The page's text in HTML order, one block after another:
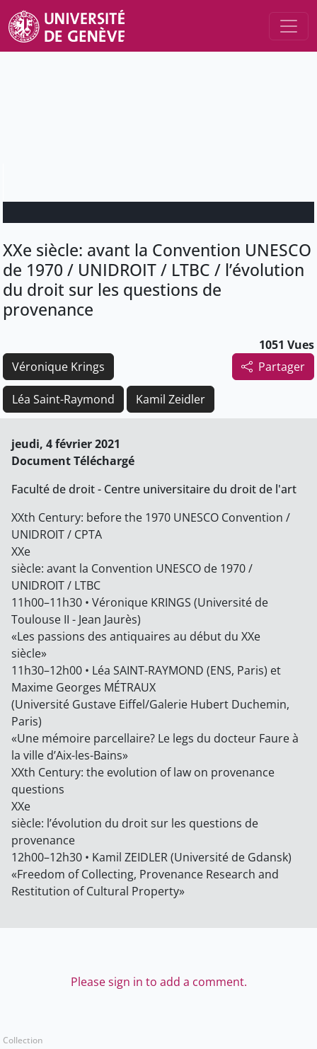
XXe siècle: avant la Convention UNESCO
de 1970 / UNIDROIT / LTBC / l’évolution
du droit sur les questions de
provenance
1051 Vues
Partager
Véronique Krings
Léa Saint-Raymond Kamil Zeidler
jeudi, 4 février 2021
Document Téléchargé
Faculté de droit - Centre universitaire du droit de l'art
XXth Century: before the 1970 UNESCO Convention /
UNIDROIT / CPTA
XXe
siècle: avant la Convention UNESCO de 1970 /
UNIDROIT / LTBC
11h00–11h30 • Véronique KRINGS (Université de
Toulouse II - Jean Jaurès)
«Les passions des antiquaires au début du XXe
siècle»
11h30–12h00 • Léa SAINT-RAYMOND (ENS, Paris) et
Maxime Georges MÉTRAUX
(Université Gustave Eiffel/Galerie Hubert Duchemin,
Paris)
«Une mémoire parcellaire? Le legs du docteur Faure à
la ville d’Aix-les-Bains»
XXth Century: the evolution of law on provenance
questions
XXe
siècle: l’évolution du droit sur les questions de
provenance
12h00–12h30 • Kamil ZEIDLER (Université de Gdansk)
«Freedom of Collecting, Provenance Research and
Restitution of Cultural Property»
Please sign in to add a comment.
Collection